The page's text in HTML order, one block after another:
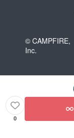
© CAMPFIRE,
Inc.
0